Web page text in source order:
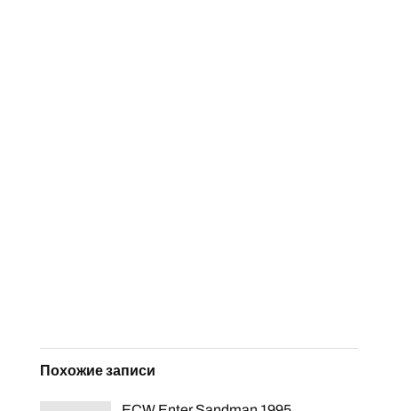
Похожие записи